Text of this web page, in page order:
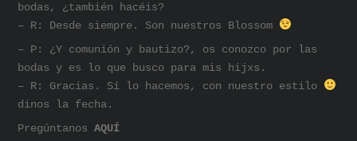
bodas, ¿también hacéis?
– R: Desde siempre. Son nuestros Blossom
– P: ¿Y comunión y bautizo?, os conozco por las
bodas y es lo que busco para mis hijxs.
– R: Gracias. Sí lo hacemos, con nuestro estilo
dinos la fecha.
PregúntanosAQUÍ